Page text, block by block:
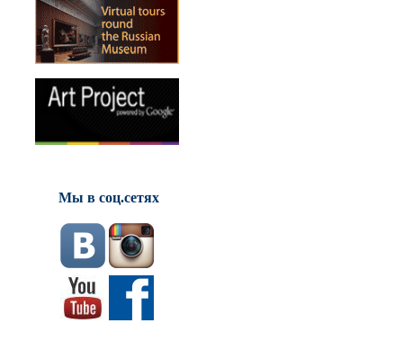
Мы в соц.сетях